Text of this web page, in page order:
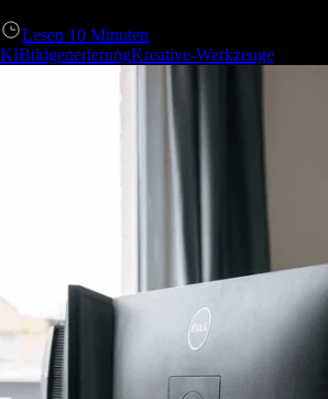
Lesen 10 Minuten
KIBildgenerierungKreative-Werkzeuge